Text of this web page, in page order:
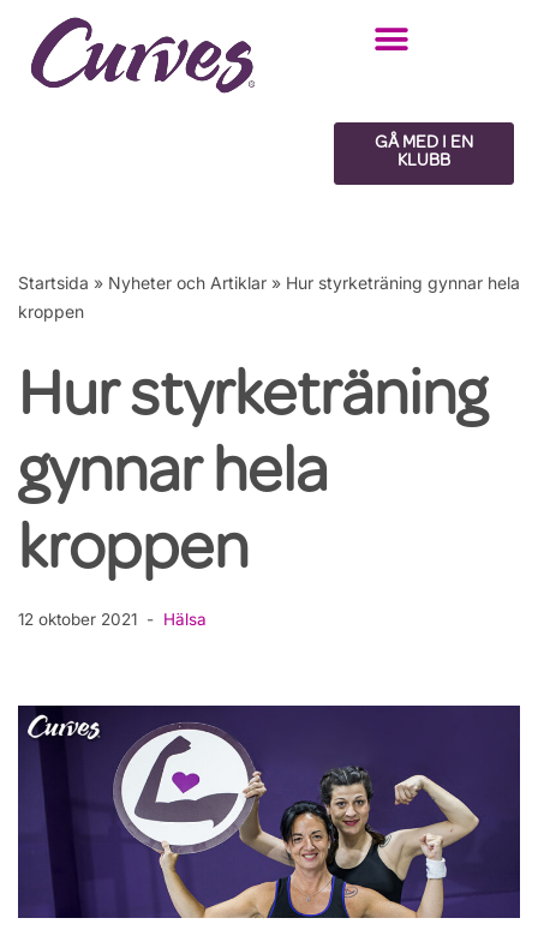
Hoppa
GÅ MED I EN
KLUBB
Startsida » Nyheter och Artiklar » Hur styrketräning gynnar hela
kroppen
Hur styrketräning
gynnar hela
kroppen
12 oktober 2021 Hälsa